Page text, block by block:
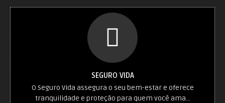
SEGURO VIDA
O Seguro Vida assegura o seu bem-estar e oferece
tranquilidade e proteção para quem você ama…